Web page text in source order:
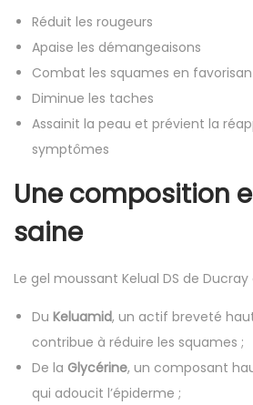
Réduit les rougeurs
Apaise les démangeaisons
Combat les squames en
Diminue les taches
Assainit la peau et prévient la
symptômes
Une composition
saine
Le gel moussant Kelual DS de
Du Keluamid, un actif breveté
contribue à réduire les squames ;
De la Glycérine, un composant
qui adoucit l’épiderme ;